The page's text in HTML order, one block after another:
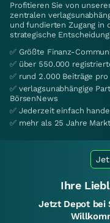
Profitieren Sie von
zentralen
und fundierten Zugang in
strategische
✅ Größte Finanz-
✅ über 550.000
✅ rund 2.000 Beiträge pro
✅ verlagsunabhängige
BörsenNews
✅ Jederzeit einfach
✅ mehr als 25 Jahre
Ihre
Jetzt Depot bei